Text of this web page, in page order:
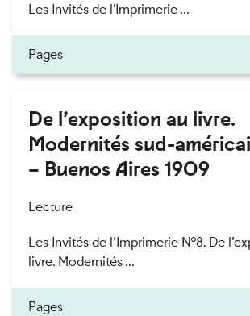
Les Invités de l'Imprimerie ...
Pages
De l’exposition au livre.
Modernités sud-
– Buenos Aires 1909
Lecture
Les Invités de l’Imprimerie n°8. De
livre. Modernités ...
Pages